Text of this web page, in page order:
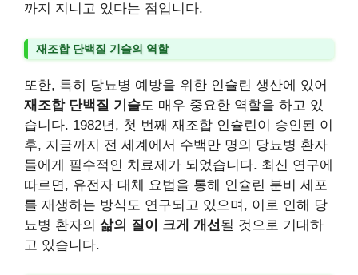
까지 지니고 있다는 점입니다.
재조합 단백질 기술의 역할
또한, 특히 당뇨병 예방을 위한 인슐린 생산에 있어
재조합 단백질 기술도 매우 중요한 역할을 하고 있
습니다. 1982년, 첫 번째 재조합 인슐린이 승인된 이
후, 지금까지 전 세계에서 수백만 명의 당뇨병 환자
들에게 필수적인 치료제가 되었습니다. 최신 연구에
따르면, 유전자 대체 요법을 통해 인슐린 분비 세포
를 재생하는 방식도 연구되고 있으며, 이로 인해 당
뇨병 환자의 삶의 질이 크게 개선 될 것으로 기대하
고 있습니다.